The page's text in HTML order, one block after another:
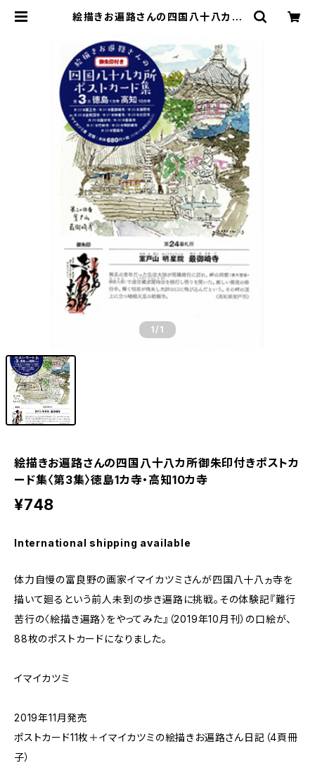
絵描きお遍路さんの四国八十八カ所
島1カ寺・高知10カ寺 | 寿郎社のネッ
トストア
1 /1
絵描きお遍路さんの四国八十八カ所御朱印付きポストカ
ード集〈第3集〉徳島1カ寺・高知10カ寺
¥748
International shipping available
体力自慢の富良野の画家イマイカツミさんが四国八十八ヵ寺を
描いて廻るという前人未到の歩き遍路に挑戦。その体験記『難行
苦行の〈絵描き遍路〉をやってみた』（2019年10月刊）の口絵が、
88枚のポストカードになりました。
イマイカツミ
2019年11月発売
ポストカード11枚＋イマイカツミの絵描きお遍路さん日記（4頁冊
子）